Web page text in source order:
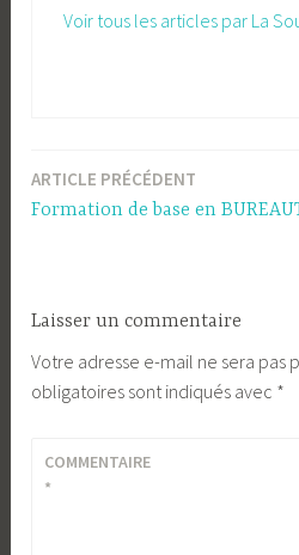
Voir tous les articles par La
Navigation
ARTICLE PRÉCÉDENT
Formation de base en
Laisser un commentaire
Votre adresse e-mail ne sera pas
obligatoires sont indiqués avec *
COMMENTAIRE
*